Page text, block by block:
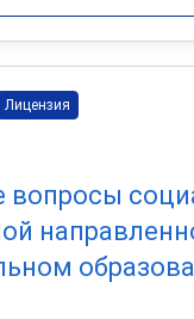
Лицензия
вопросы